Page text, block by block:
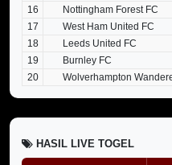
16
Nottingham Forest FC
17
West Ham United FC
18
Leeds United FC
19
Burnley FC
20
Wolverhampton
HASIL LIVE TOGEL